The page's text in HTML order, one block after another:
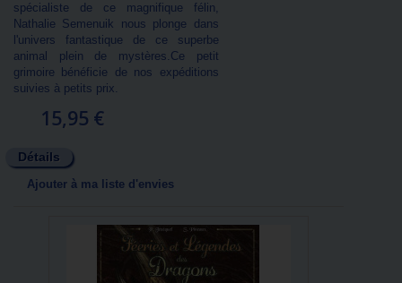
spécialiste de ce magnifique félin,
Nathalie Semenuik nous plonge dans
l'univers fantastique de ce superbe
animal plein de mystères.Ce petit
grimoire bénéficie de nos expéditions
suivies à petits prix.
15,95 €
Détails
Ajouter à ma liste d'envies